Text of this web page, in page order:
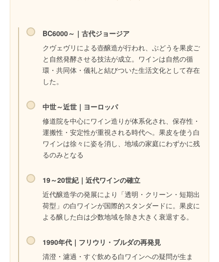
BC6000～｜古代ジョージア
クヴェヴリによる壺醸造が行われ、ぶどうを果皮ご
と自然発酵させる技法が成立。ワインは自然の循
環・共同体・儀礼と結びついた生活文化として存在
した。
中世～近世｜ヨーロッパ
修道院を中心にワイン造りが体系化され、保存性・
運搬性・安定性が重視される時代へ。果皮を使う白
ワインは徐々に姿を消し、地域の家庭にわずかに残
るのみとなる
19～20世紀｜近代ワインの確立
近代醸造学の発展により「透明・クリーン・短期出
荷型」の白ワインが国際的スタンダードに。果皮に
よる醸した白は少数地域を除き大きく衰退する。
1990年代｜フリウリ・ブルダの再発見
清澄・濾過・すぐ飲める白ワインへの疑問が生ま